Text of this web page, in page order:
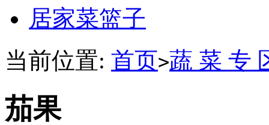
居家菜篮子
当前位置: 首页>蔬 菜 专
茄果